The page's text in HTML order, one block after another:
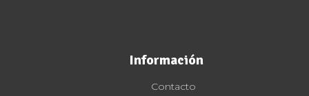
Información
Contacto